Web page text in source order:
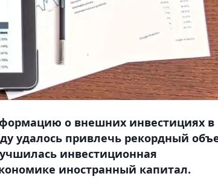
о внешних инвестициях в
удалось привлечь рекордный
инвестиционная
иностранный капитал.